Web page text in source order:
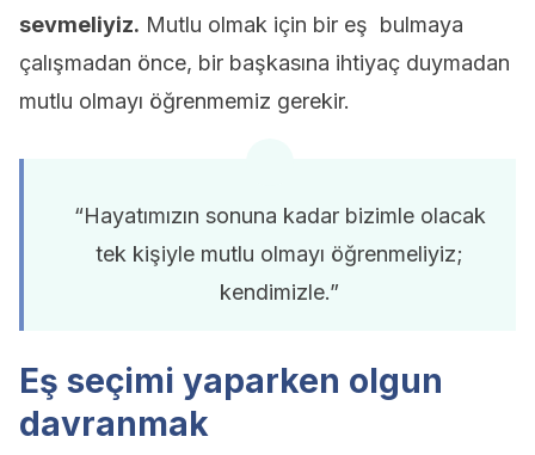
sevmeliyiz. Mutlu olmak için bir eş bulmaya
çalışmadan önce, bir başkasına ihtiyaç duymadan
mutlu olmayı öğrenmemiz gerekir.
“Hayatımızın sonuna kadar bizimle olacak
tek kişiyle mutlu olmayı öğrenmeliyiz;
kendimizle.”
Eş seçimi yaparken olgun
davranmak